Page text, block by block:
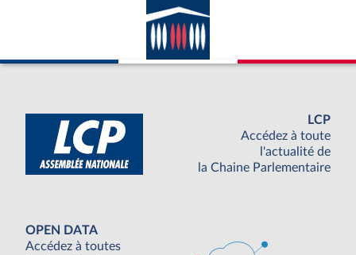
LCP
Accédez à toute
l'actualité de
la Chaine Parlementaire
OPEN DATA
Accédez à toutes